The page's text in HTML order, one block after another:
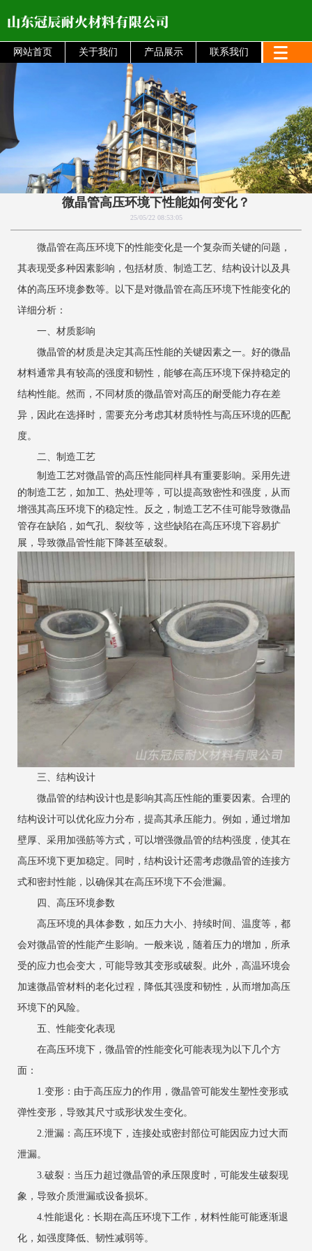
网站首页 关于我们 产品展示 联系我们
微晶管高压环境下性能如何变化？
25/05/22 08:53:05
微晶管在高压环境下的性能变化是一个复杂而关键的问题，
其表现受多种因素影响，包括材质、制造工艺、结构设计以及具
体的高压环境参数等。以下是对微晶管在高压环境下性能变化的
详细分析：
一、材质影响
微晶管的材质是决定其高压性能的关键因素之一。好的微晶
材料通常具有较高的强度和韧性，能够在高压环境下保持稳定的
结构性能。然而，不同材质的微晶管对高压的耐受能力存在差
异，因此在选择时，需要充分考虑其材质特性与高压环境的匹配
度。
二、制造工艺
制造工艺对微晶管的高压性能同样具有重要影响。采用先进
的制造工艺，如加工、热处理等，可以提高致密性和强度，从而
增强其高压环境下的稳定性。反之，制造工艺不佳可能导致微晶
管存在缺陷，如气孔、裂纹等，这些缺陷在高压环境下容易扩
展，导致微晶管性能下降甚至破裂。
三、结构设计
微晶管的结构设计也是影响其高压性能的重要因素。合理的
结构设计可以优化应力分布，提高其承压能力。例如，通过增加
壁厚、采用加强筋等方式，可以增强微晶管的结构强度，使其在
高压环境下更加稳定。同时，结构设计还需考虑微晶管的连接方
式和密封性能，以确保其在高压环境下不会泄漏。
四、高压环境参数
高压环境的具体参数，如压力大小、持续时间、温度等，都
会对微晶管的性能产生影响。一般来说，随着压力的增加，所承
受的应力也会变大，可能导致其变形或破裂。此外，高温环境会
加速微晶管材料的老化过程，降低其强度和韧性，从而增加高压
环境下的风险。
五、性能变化表现
在高压环境下，微晶管的性能变化可能表现为以下几个方
面：
‌1.变形‌：由于高压应力的作用，微晶管可能发生塑性变形或
弹性变形，导致其尺寸或形状发生变化。
‌2.泄漏‌：高压环境下，连接处或密封部位可能因应力过大而
泄漏。
‌3.破裂‌：当压力超过微晶管的承压限度时，可能发生破裂现
象，导致介质泄漏或设备损坏。
‌4.性能退化‌：长期在高压环境下工作，材料性能可能逐渐退
化，如强度降低、韧性减弱等。